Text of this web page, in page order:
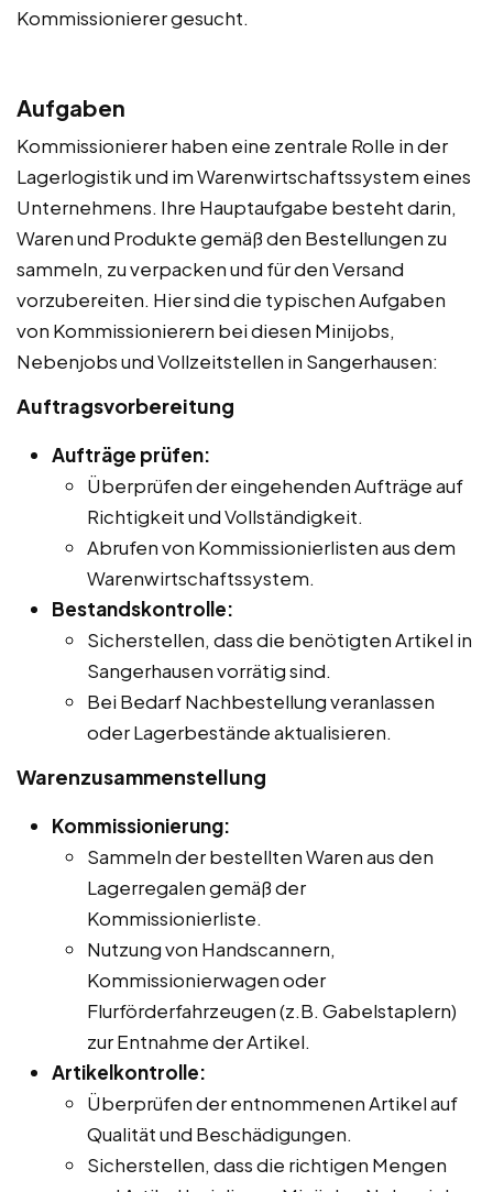
Kommissionierer gesucht.
Aufgaben
Kommissionierer haben eine zentrale Rolle in der
Lagerlogistik und im Warenwirtschaftssystem eines
Unternehmens. Ihre Hauptaufgabe besteht darin,
Waren und Produkte gemäß den Bestellungen zu
sammeln, zu verpacken und für den Versand
vorzubereiten. Hier sind die typischen Aufgaben
von Kommissionierern bei diesen Minijobs,
Nebenjobs und Vollzeitstellen in Sangerhausen:
Auftragsvorbereitung
Aufträge prüfen:
Überprüfen der eingehenden Aufträge auf
Richtigkeit und Vollständigkeit.
Abrufen von Kommissionierlisten aus dem
Warenwirtschaftssystem.
Bestandskontrolle:
Sicherstellen, dass die benötigten Artikel in
Sangerhausen vorrätig sind.
Bei Bedarf Nachbestellung veranlassen
oder Lagerbestände aktualisieren.
Warenzusammenstellung
Kommissionierung:
Sammeln der bestellten Waren aus den
Lagerregalen gemäß der
Kommissionierliste.
Nutzung von Handscannern,
Kommissionierwagen oder
Flurförderfahrzeugen (z.B. Gabelstaplern)
zur Entnahme der Artikel.
Artikelkontrolle:
Überprüfen der entnommenen Artikel auf
Qualität und Beschädigungen.
Sicherstellen, dass die richtigen Mengen